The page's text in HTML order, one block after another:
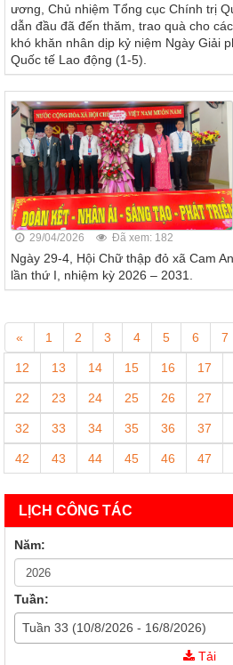
ương, Chủ nhiệm Tổng cục Chính trị
dẫn đầu đã đến thăm, trao quà cho
khó khăn nhân dịp kỷ niệm Ngày Giải
Quốc tế Lao động (1-5).
29/04/2026 Đã xem: 182
Ngày 29-4, Hội Chữ thập đỏ xã Cam
lần thứ I, nhiệm kỳ 2026 – 2031.
« 1 2 3 4 5 6 7
12 13 14 15 16 17
22 23 24 25 26 27
32 33 34 35 36 37
42 43 44 45 46 47
LỊCH CÔNG TÁC
Năm:
Tuần:
Tuần 33 (10/8/2026 - 16/8/2026)
Tải